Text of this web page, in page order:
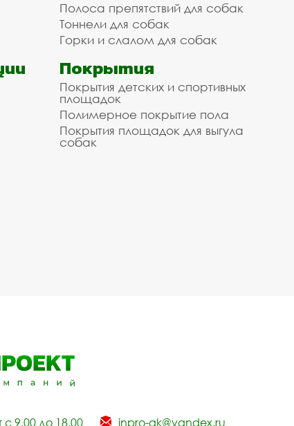
Полоса препятствий для собак
Тоннели для собак
Горки и слалом для собак
Покрытия
Покрытия детских и спортивных
площадок
Полимерное покрытие пола
Покрытия площадок для выгула
собак
с 9.00 до 18.00 inpro-gk@yandex.ru